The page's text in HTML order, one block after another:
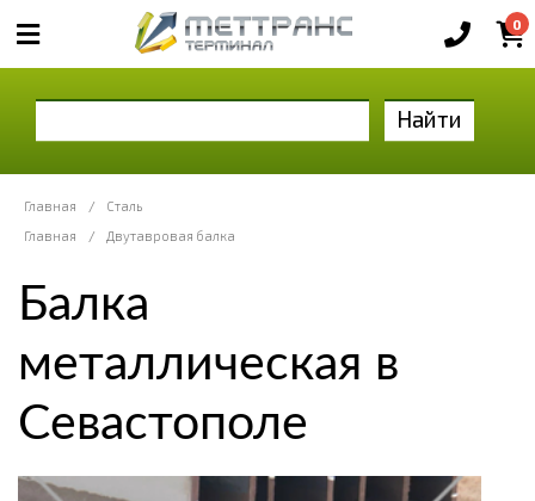
0
Найти
Главная /
Сталь
Главная
/ Двутавровая балка
Балка
металлическая в
Севастополе